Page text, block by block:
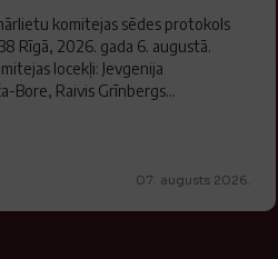
komitejas sēdes protokols
Rīgā, 2026. gada 6. augustā.
locekļi: Jevgenija
Bore, Raivis Grīnbergs...
07. augusts 2026.